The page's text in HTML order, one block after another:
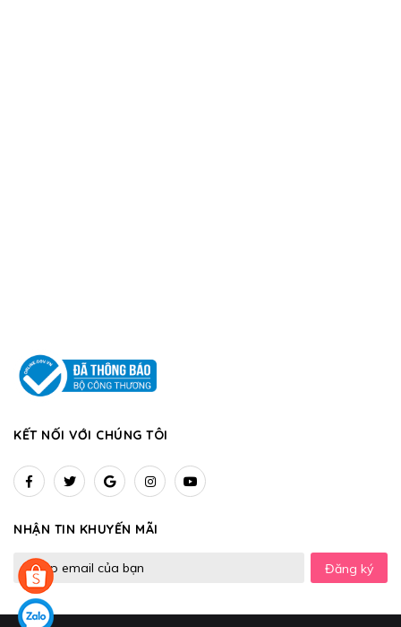
KẾT NỐI VỚI CHÚNG TÔI
NHẬN TIN KHUYẾN MÃI
Đăng ký